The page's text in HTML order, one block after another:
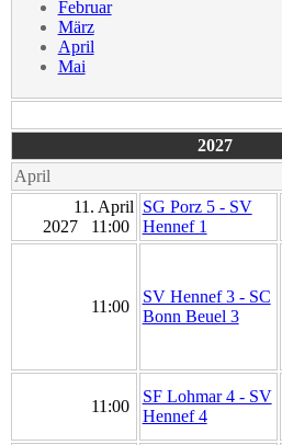
Februar
März
April
Mai
2027
April
11. April
2027 11:00
SG Porz 5 - SV
Hennef 1
11:00
SV Hennef 3 - SC
Bonn Beuel 3
11:00
SF Lohmar 4 - SV
Hennef 4